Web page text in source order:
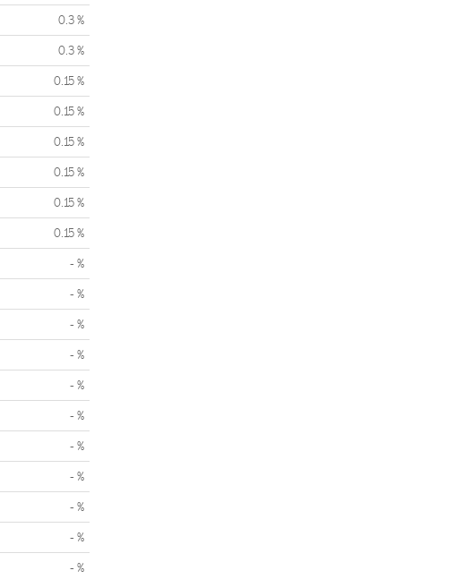
0.3 %
0.3 %
0.15 %
0.15 %
0.15 %
0.15 %
0.15 %
0.15 %
- %
- %
- %
- %
- %
- %
- %
- %
- %
- %
- %